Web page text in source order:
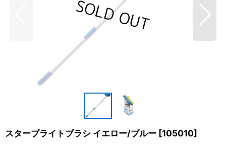
スターブライトブラシ イエロー/ブルー [105010]